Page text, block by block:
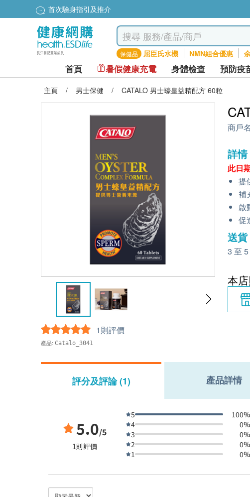
首次驗身指引及推介
保健品 屈臣氏水機 NMN組合優惠
首頁 暑假健康充電 身體檢查 預防疫
主頁 / 男士保健 / CATALO 男士蠔皇益精配方 60粒
1則評價
產品: Catalo_3041
商戶
詳情
此日
提
補
啟
促
送貨
3 至
本
評分及評論 (1) 產品詳情
5.0/5
1則評價
5
100%
4
0%
3
0%
2
0%
1
0%